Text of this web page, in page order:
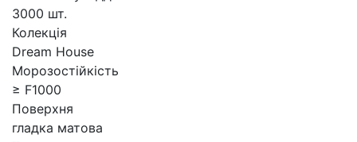
3000 шт.
Колекція
Dream House
Морозостійкість
≥ F1000
Поверхня
гладка матова